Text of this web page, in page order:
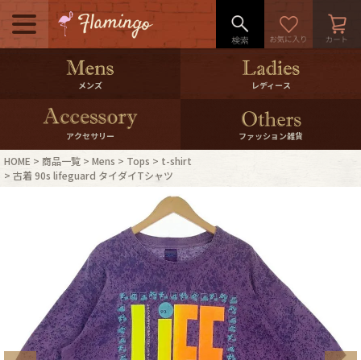
メニュー
500pt＆10％Offクーポンプレゼン
ト
10％0ffクーポンプレゼント
ログイン・会員登録
マイページ
ご利用ガイド International Shipping
店舗紹介 特集一覧
メンズ レディース
アクセサリー ファッション雑貨
HOME 商品一覧 Mens Tops
t-shirt
古着 90s lifeguard タイダイTシャツ